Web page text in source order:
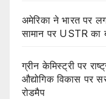
अमेरिका ने भारत पर
सामान पर USTR का
ग्रीन केमिस्ट्री पर
औद्योगिक विकास पर
रोडमैप